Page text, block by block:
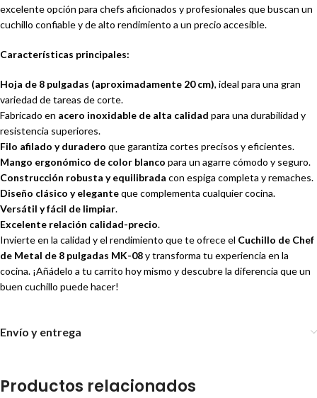
excelente opción para chefs aficionados y profesionales que buscan un
cuchillo confiable y de alto rendimiento a un precio accesible.
Características principales:
Hoja de 8 pulgadas (aproximadamente 20 cm), ideal para una gran
variedad de tareas de corte.
Fabricado en acero inoxidable de alta calidad para una durabilidad y
resistencia superiores.
Filo afilado y duradero que garantiza cortes precisos y eficientes.
Mango ergonómico de color blanco para un agarre cómodo y seguro.
Construcción robusta y equilibrada con espiga completa y remaches.
Diseño clásico y eleganteque complementa cualquier cocina.
Versátil y fácil de limpiar.
Excelente relación calidad-precio.
Invierte en la calidad y el rendimiento que te ofrece el Cuchillo de Chef
de Metal de 8 pulgadas MK-08y transforma tu experiencia en la
cocina. ¡Añádelo a tu carrito hoy mismo y descubre la diferencia que un
buen cuchillo puede hacer!
Envío y entrega
Productos relacionados